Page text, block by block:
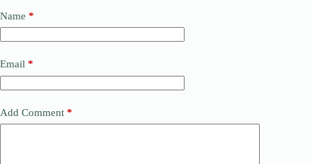
Name *
Email *
Add Comment *